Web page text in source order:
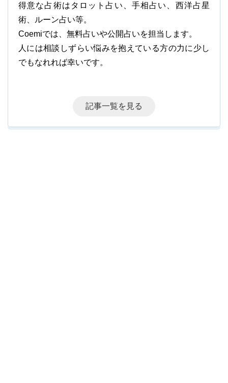
得意な占術はタロット占い、手相占い、西洋占星
術、ルーン占い等。
Coemiでは、無料占いや公開占いを担当します。
人には相談しずらい悩みを抱えている方の力に少し
でもなれれば幸いです。
記事一覧を見る